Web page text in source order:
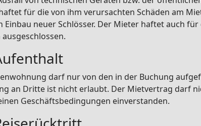
für die von ihm verursachten Schäden am
Einbau neuer Schlösser. Der Mieter haftet auch
darf nur von den in der Buchung
an Dritte ist nicht erlaubt. Der Mietvertrag darf
Geschäftsbedingungen einverstanden.